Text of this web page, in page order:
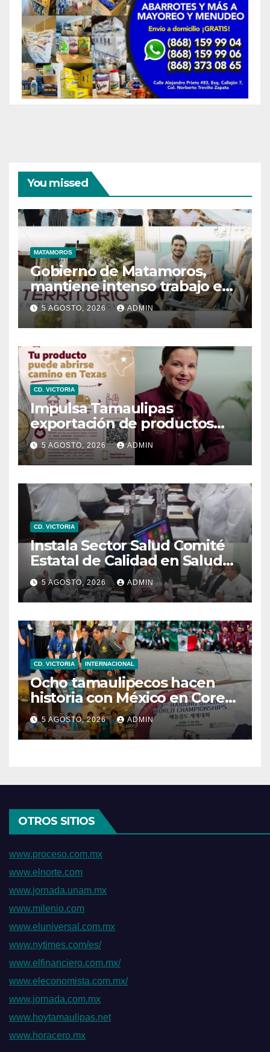
You missed
MATAMOROS
Gobierno de Matamoros,
mantiene intenso trabajo en
territorio
5 AGOSTO, 2026 ADMIN
CD. VICTORIA
Impulsa Tamaulipas
exportación de productos
locales con programa “De
Tamaulipas para Texas,
exportar también es para ti”
5 AGOSTO, 2026 ADMIN
CD. VICTORIA
Instala Sector Salud Comité
Estatal de Calidad en Salud
para garantizar un trato
digno y humanitario a los
pacientes
5 AGOSTO, 2026 ADMIN
CD. VICTORIA INTERNACIONAL
Ocho tamaulipecos hacen
historia con México en Corea
del Sur; conquistan el primer
título mundial de Haidong
Gumdo
5 AGOSTO, 2026 ADMIN
OTROS SITIOS
www.proceso.com.mx
www.elnorte.com
www.jornada.unam.mx
www.milenio.com
www.eluniversal.com.mx
www.nytimes.com/es/
www.elfinanciero.com.mx/
www.eleconomista.com.mx/
www.jornada.com.mx
www.hoytamaulipas.net
www.horacero.mx